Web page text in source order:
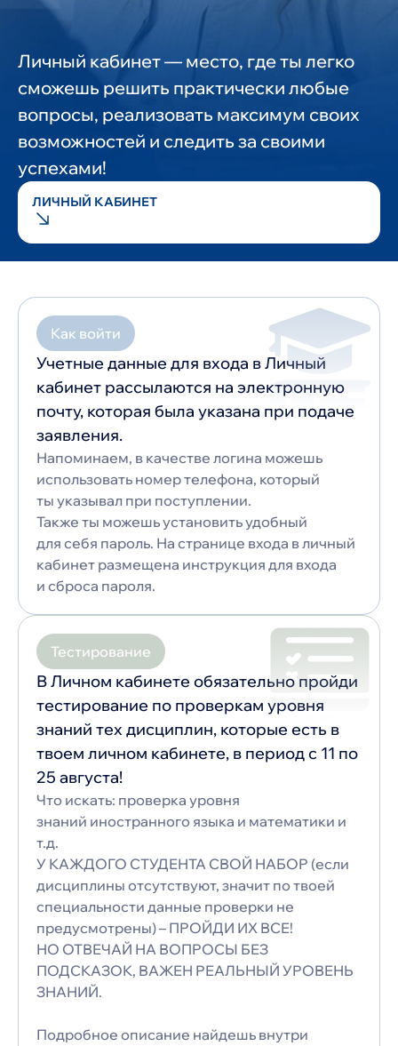
Личный кабинет — место, где ты легко
сможешь решить практически любые
вопросы, реализовать максимум своих
возможностей и следить за своими
успехами!
ЛИЧНЫЙ КАБИНЕТ
Как войти
Учетные данные для входа в Личный
кабинет рассылаются на электронную
почту, которая была указана при подаче
заявления.
Напоминаем, в качестве логина можешь
использовать номер телефона, который
ты указывал при поступлении.
Также ты можешь установить удобный
для себя пароль. На странице входа в личный
кабинет размещена инструкция для входа
и сброса пароля.
Тестирование
В Личном кабинете обязательно пройди
тестирование по проверкам уровня
знаний тех дисциплин, которые есть в
твоем личном кабинете, в период с 11 по
25 августа!
Что искать: проверка уровня
знаний иностранного языка и математики и
т.д.
У КАЖДОГО СТУДЕНТА СВОЙ НАБОР (если
дисциплины отсутствуют, значит по твоей
специальности данные проверки не
предусмотрены) – ПРОЙДИ ИХ ВСЕ!
НО ОТВЕЧАЙ НА ВОПРОСЫ БЕЗ
ПОДСКАЗОК, ВАЖЕН РЕАЛЬНЫЙ УРОВЕНЬ
ЗНАНИЙ.
Подробное описание найдешь внутри